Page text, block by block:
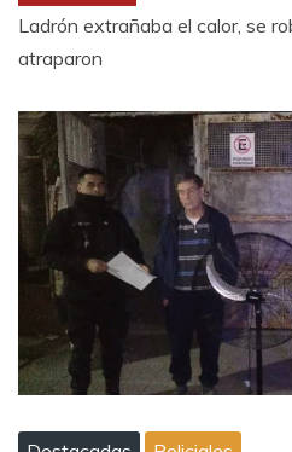
Ladrón extrañaba el calor, se
atraparon